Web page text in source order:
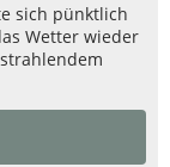
sich pünktlich
Wetter wieder